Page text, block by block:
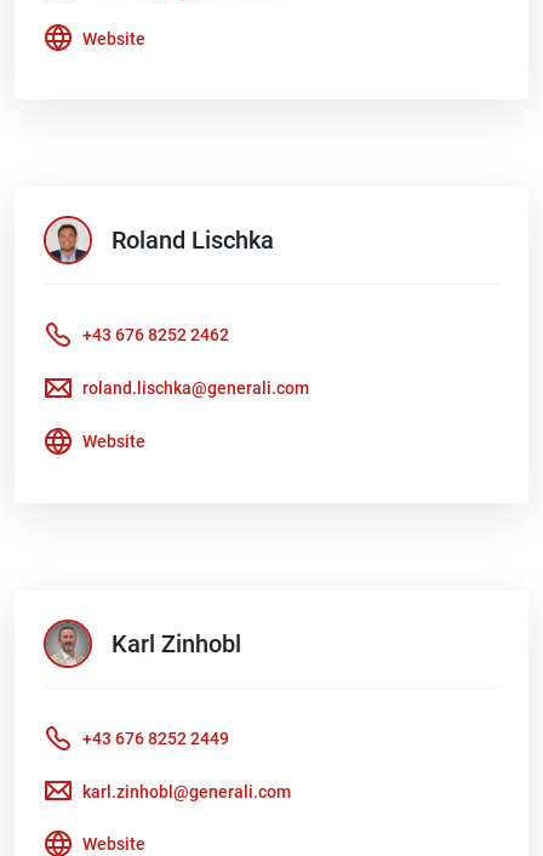
Website
Roland Lischka
+43 676 8252 2462
roland.lischka@generali.com
Website
Karl Zinhobl
+43 676 8252 2449
karl.zinhobl@generali.com
Website